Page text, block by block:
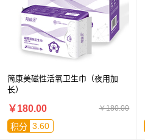
简康美磁性活氧卫生巾（夜用加
长）
￥180.00
￥180.00
积分 3.60